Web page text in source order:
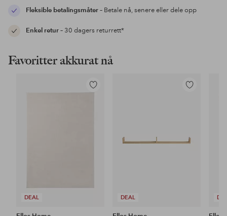
Fleksible betalingsmåter– Betale nå, senere eller dele opp
Enkel retur– 30 dagers returrett*
Favoritter akkurat nå
DEAL
Legg
DEAL
Legg